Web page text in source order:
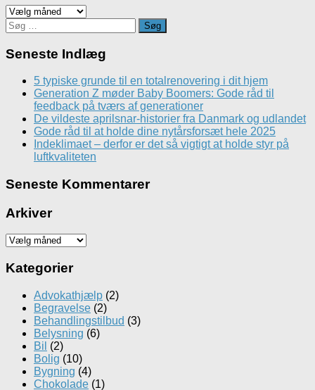
Arkiver
Søg
efter:
Seneste Indlæg
5 typiske grunde til en totalrenovering i dit hjem
Generation Z møder Baby Boomers: Gode råd til
feedback på tværs af generationer
De vildeste aprilsnar-historier fra Danmark og udlandet
Gode råd til at holde dine nytårsforsæt hele 2025
Indeklimaet – derfor er det så vigtigt at holde styr på
luftkvaliteten
Seneste Kommentarer
Arkiver
Arkiver
Kategorier
Advokathjælp (2)
Begravelse (2)
Behandlingstilbud (3)
Belysning (6)
Bil (2)
Bolig (10)
Bygning (4)
Chokolade (1)